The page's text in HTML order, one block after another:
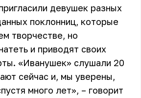
девушек разных
поклонниц, которые
творчестве, но
и приводят своих
«Иванушек» слушали 20
сейчас и, мы уверены,
много лет», – говорит